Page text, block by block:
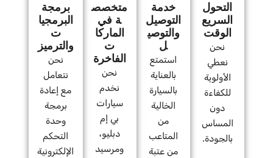
التحول
السريع
الوقت
نحن
نعطي
الأولوية
للكفاءة
دون
المساس
بالجودة.
خدمة
التوصيل
والتوصي
ل
استمتع
بالعناية
بالسيارة
الخالية
من
المتاعب
من عتبة
متخصص
ة في
الماركا
ت
الفاخرة
نحن
نخدم
سيارات
بي إم
دبليو،
ومرسيد
برمجة
البرمجيا
ت
والترميز
نحن
نتعامل
مع إعادة
برمجة
وحدة
التحكم
الإلكترونية